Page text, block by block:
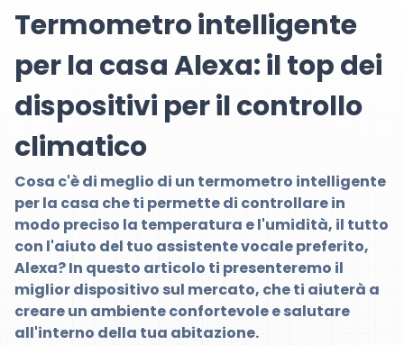
Termometro intelligente
per la casa Alexa: il top dei
dispositivi per il controllo
climatico
Cosa c'è di meglio di un termometro intelligente
per la casa che ti permette di controllare in
modo preciso la temperatura e l'umidità, il tutto
con l'aiuto del tuo assistente vocale preferito,
Alexa? In questo articolo ti presenteremo il
miglior dispositivo sul mercato, che ti aiuterà a
creare un ambiente confortevole e salutare
all'interno della tua abitazione.